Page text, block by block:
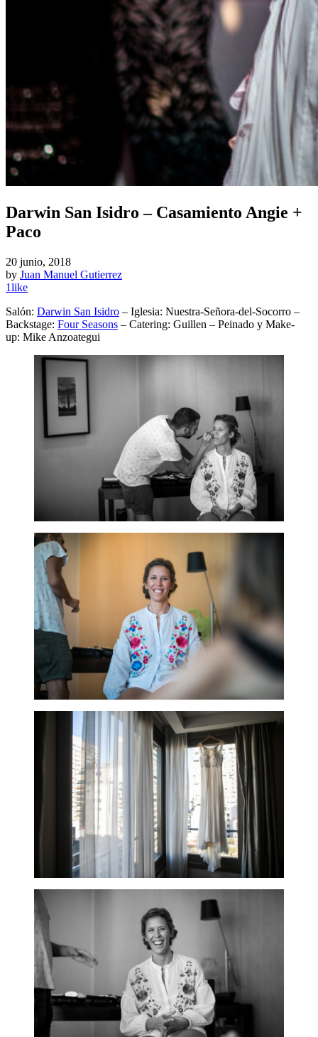
Darwin San Isidro – Casamiento Angie +
Paco
20 junio, 2018
by Juan Manuel Gutierrez
1like
Salón: Darwin San Isidro – Iglesia: Nuestra-Señora-del-Socorro –
Backstage: Four Seasons – Catering: Guillen – Peinado y Make-
up: Mike Anzoategui